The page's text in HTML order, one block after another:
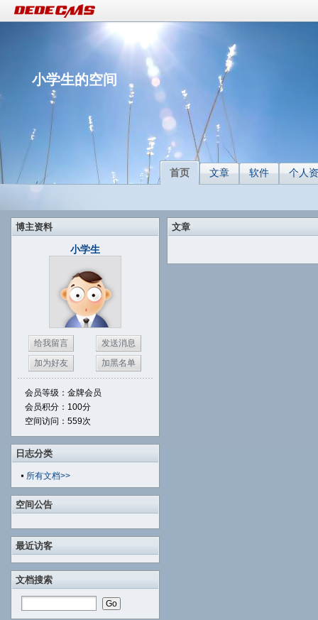
小学生的空间
首页 文章 软件 个人
博主资料
小学生
给我留言
发送消息
加为好友
加黑名单
会员等级：金牌会员
会员积分：100分
空间访问：559次
日志分类
所有文档>>
空间公告
最近访客
文档搜索
文章